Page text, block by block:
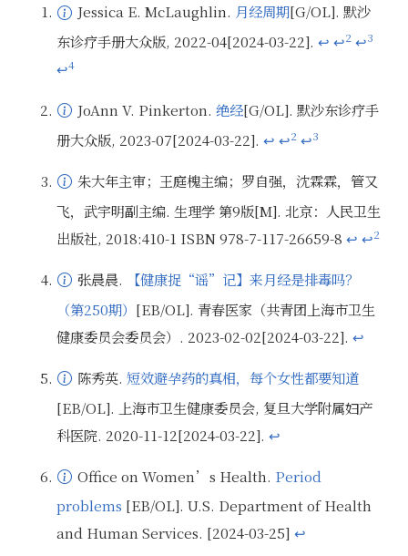
Jessica E. McLaughlin. 月经周期[G/OL]. 默沙
东诊疗手册大众版, 2022-04[2024-03-22]. ↩ ↩2 ↩3
↩4
JoAnn V. Pinkerton. 绝经[G/OL]. 默沙东诊疗手
册大众版, 2023-07[2024-03-22]. ↩ ↩2 ↩3
朱大年主审；王庭槐主编；罗自强，沈霖霖，管又
飞，武宇明副主编. 生理学 第9版[M]. 北京：人民卫生
出版社, 2018:410-1 ISBN 978-7-117-26659-8 ↩ ↩2
张晨晨.
【健康捉“谣”记】来月经是排毒吗？
（第250期） [EB/OL]. 青春医家（共青团上海市卫生
健康委员会委员会）. 2023-02-02[2024-03-22]. ↩
陈秀英. 短效避孕药的真相，每个女性都要知道
[EB/OL]. 上海市卫生健康委员会, 复旦大学附属妇产
科医院. 2020-11-12[2024-03-22]. ↩
Office on Women’s Health. Period
problems [EB/OL]. U.S. Department of Health
and Human Services. [2024-03-25] ↩